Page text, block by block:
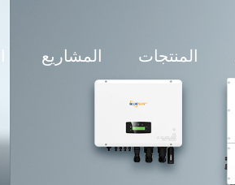
المنتجات المشاريع